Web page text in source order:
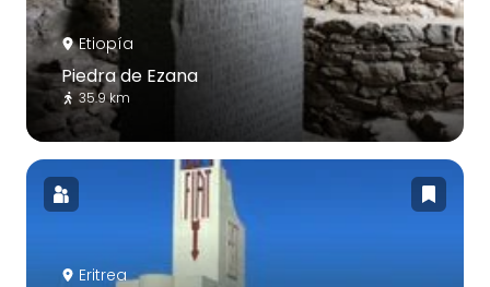
Etiopía
Piedra de Ezana
35.9 km
Eritrea